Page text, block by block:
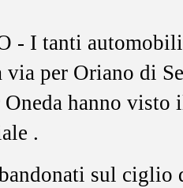
- I tanti
via per Oriano di
hanno
.
sul ciglio